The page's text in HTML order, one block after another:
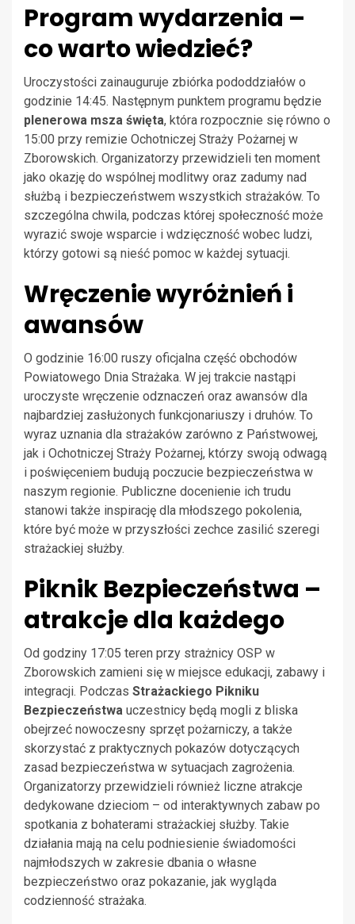
Program wydarzenia –
co warto wiedzieć?
Uroczystości zainauguruje zbiórka pododdziałów o
godzinie 14:45. Następnym punktem programu będzie
plenerowa msza święta, która rozpocznie się równo o
15:00 przy remizie Ochotniczej Straży Pożarnej w
Zborowskich. Organizatorzy przewidzieli ten moment
jako okazję do wspólnej modlitwy oraz zadumy nad
służbą i bezpieczeństwem wszystkich strażaków. To
szczególna chwila, podczas której społeczność może
wyrazić swoje wsparcie i wdzięczność wobec ludzi,
którzy gotowi są nieść pomoc w każdej sytuacji.
Wręczenie wyróżnień i
awansów
O godzinie 16:00 ruszy oficjalna część obchodów
Powiatowego Dnia Strażaka. W jej trakcie nastąpi
uroczyste wręczenie odznaczeń oraz awansów dla
najbardziej zasłużonych funkcjonariuszy i druhów. To
wyraz uznania dla strażaków zarówno z Państwowej,
jak i Ochotniczej Straży Pożarnej, którzy swoją odwagą
i poświęceniem budują poczucie bezpieczeństwa w
naszym regionie. Publiczne docenienie ich trudu
stanowi także inspirację dla młodszego pokolenia,
które być może w przyszłości zechce zasilić szeregi
strażackiej służby.
Piknik Bezpieczeństwa –
atrakcje dla każdego
Od godziny 17:05 teren przy strażnicy OSP w
Zborowskich zamieni się w miejsce edukacji, zabawy i
integracji. Podczas Strażackiego Pikniku
Bezpieczeństwa uczestnicy będą mogli z bliska
obejrzeć nowoczesny sprzęt pożarniczy, a także
skorzystać z praktycznych pokazów dotyczących
zasad bezpieczeństwa w sytuacjach zagrożenia.
Organizatorzy przewidzieli również liczne atrakcje
dedykowane dzieciom – od interaktywnych zabaw po
spotkania z bohaterami strażackiej służby. Takie
działania mają na celu podniesienie świadomości
najmłodszych w zakresie dbania o własne
bezpieczeństwo oraz pokazanie, jak wygląda
codzienność strażaka.